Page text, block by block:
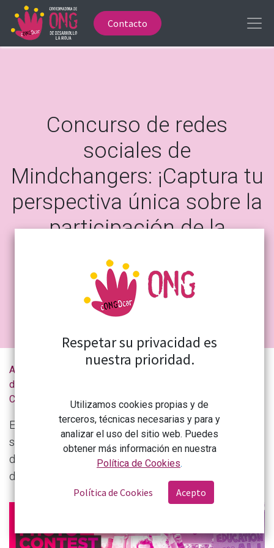
Contacto
Concurso de redes
sociales de
Mindchangers: ¡Captura tu
perspectiva única sobre la
participación de la
juventud local!
#SnapLocalChangeGlobal #TheFutureWillThankYou
Actualidad
de la
CONGDCAR
Concurso de redes sociales de Mindchangers: ¡Captura tu perspectiva única sobre la participación de la juventud local!
Esto es todo... ¡El tercer y último concurso de redes
sociales para Mindchangers Project ya está
disponible! ¡Y no querrás perdértelo! El concurso se
desarrollará del 10 de junio al 23 de junio.
Respetar su privacidad es
nuestra prioridad.
Utilizamos cookies propias y de
terceros, técnicas necesarias y para y
analizar el uso del sitio web. Puedes
obtener más información en nuestra
Política de Cookies.
Política de Cookies Acepto